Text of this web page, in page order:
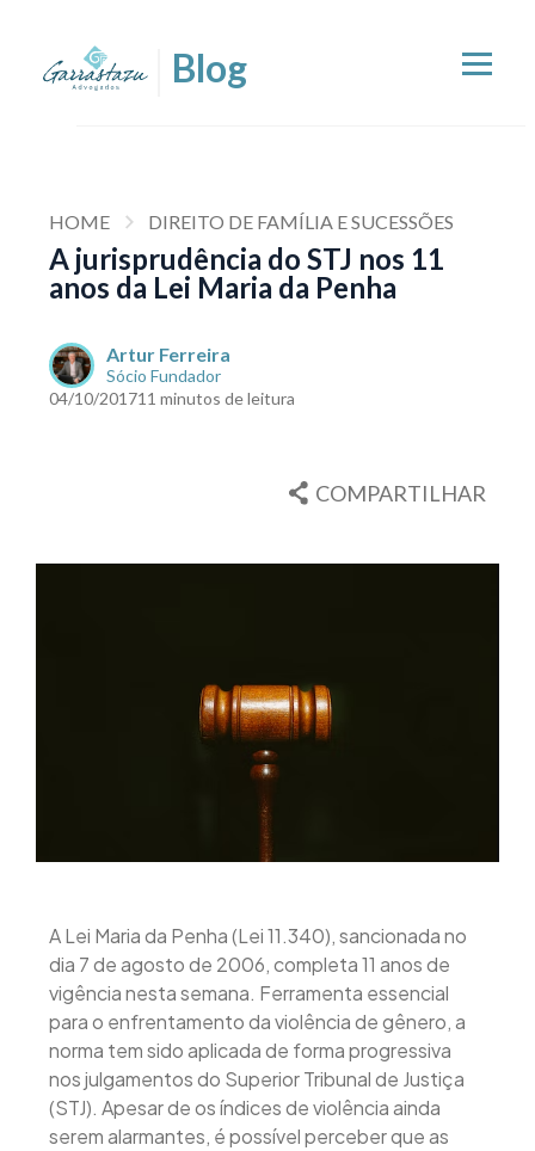
HOME DIREITO DE FAMÍLIA E SUCESSÕES
A jurisprudência do STJ nos 11
anos da Lei Maria da Penha
Artur Ferreira
Sócio Fundador
04/10/201711 minutos de leitura
COMPARTILHAR
A Lei Maria da Penha (Lei 11.340), sancionada no
dia 7 de agosto de 2006, completa 11 anos de
vigência nesta semana. Ferramenta essencial
para o enfrentamento da violência de gênero, a
norma tem sido aplicada de forma progressiva
nos julgamentos do Superior Tribunal de Justiça
(STJ). Apesar de os índices de violência ainda
serem alarmantes, é possível perceber que as